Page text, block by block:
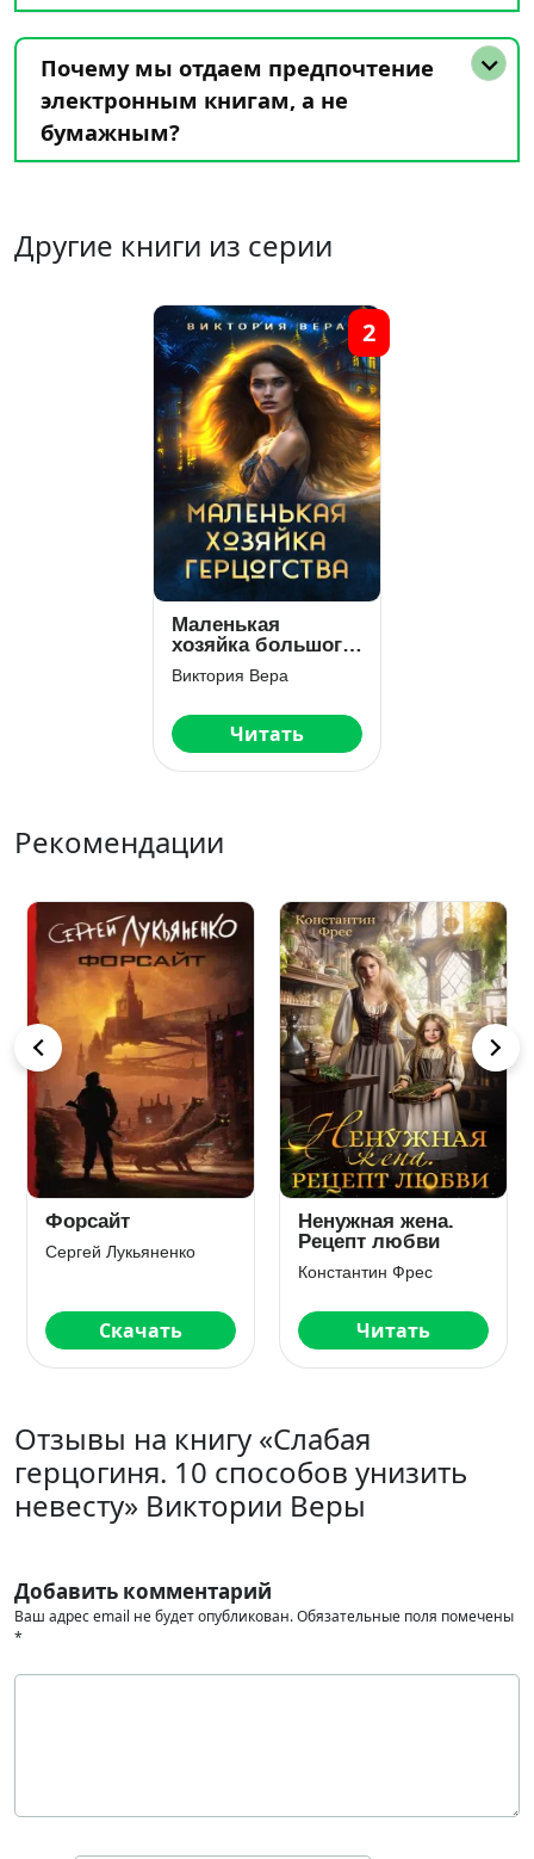
Почему мы отдаем предпочтение
электронным книгам, а не
бумажным?
Другие книги из серии
Маленькая
хозяйка большого
герцогства
Виктория Вера
Читать
2
Рекомендации
Форсайт
Сергей Лукьяненко
Скачать
Ненужная жена.
Рецепт любви
Константин Фрес
Читать
Отзывы на книгу «Слабая
герцогиня. 10 способов унизить
невесту» Виктории Веры
Добавить комментарий
Ваш адрес email не будет опубликован.Обязательные поля помечены
*